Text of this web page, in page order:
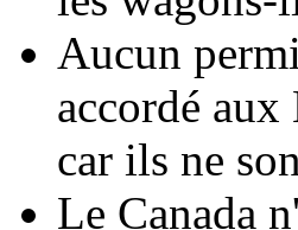
Aucun
accordé
car ils ne
Le Canada